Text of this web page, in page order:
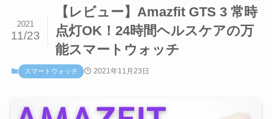
【レビュー】Amazfit GTS 3 常時
点灯OK！24時間ヘルスケアの万
能スマートウォッチ
2021
11/23
スマートウォッチ 2021年11月23日